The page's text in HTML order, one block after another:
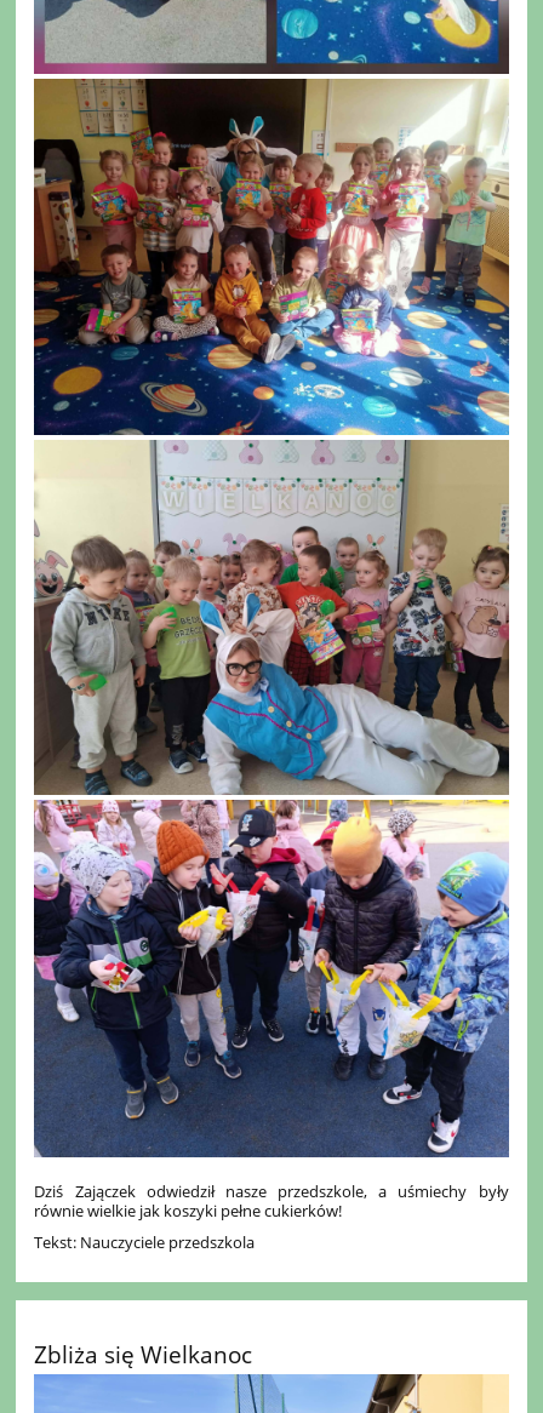
Dziś Zajączek odwiedził nasze przedszkole, a uśmiechy były
równie wielkie jak koszyki pełne cukierków!
Tekst: Nauczyciele przedszkola
Zbliża się Wielkanoc